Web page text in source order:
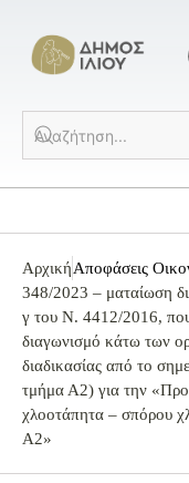
ΑρχικήΑποφάσεις
348/2023 – ματαίωση
γ του Ν. 4412/2016,
διαγωνισμό κάτω των
διαδικασίας από το
τμήμα Α2) για την
χλοοτάπητα – σπόρου
Α2»